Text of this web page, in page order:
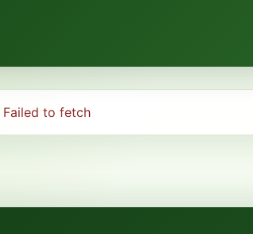
Failed to fetch